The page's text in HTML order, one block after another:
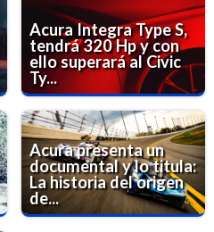
Acura Integra Type S,
tendrá 320 Hp y con
ello superará al Civic
Ty...
Acura presenta un
documental y lo titula:
La historia del origen
de...